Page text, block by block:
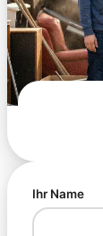
Ihr Name